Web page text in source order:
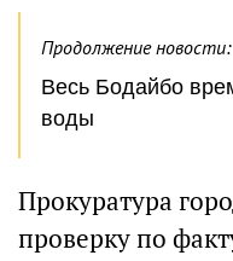
Продолжение новости:
Весь Бодайбо
воды
Прокуратура
проверку по